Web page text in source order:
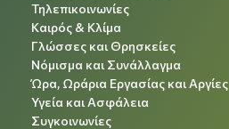
Τηλεπικοινωνίες
Καιρός & Κλίμα
Γλώσσες και Θρησκείες
Νόμισμα και Συνάλλαγμα
Ώρα, Ωράρια Εργασίας και Αργίες
Υγεία και Ασφάλεια
Συγκοινωνίες